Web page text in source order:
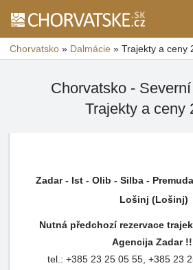
Chorvatsko » Dalmácie » Trajekty a ceny
Chorvatsko -
Trajekty a ceny
Zadar - Ist - Olib - Silba -
Lošinj (Lošinj)
Nutná předchozí rezervace
Agencija Zadar
tel.: +385 23 25 05 55, +385 23